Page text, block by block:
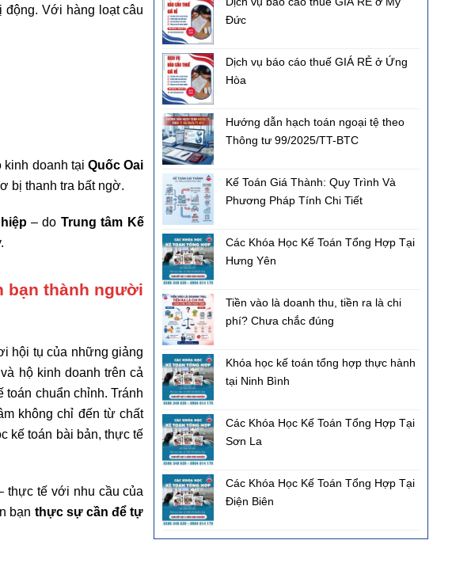
Với hàng loạt câu
kinh doanh tạiQuốc Oai
bị thanh tra bất ngờ.
– do Trung tâm Kế
bạn thành người
hội tụ của những giảng
hộ kinh doanh trên cả
chuẩn chỉnh. Tránh
không chỉ đến từ chất
kế toán bài bản, thực tế
thực tế với nhu cầu của
bạn thực sự cần để tự
Đức
Dịch vụ báo cáo thuế GIÁ RẺ ở Ứng
Hòa
Hướng dẫn hạch toán ngoại tệ theo
Thông tư 99/2025/TT-BTC
Kế Toán Giá Thành: Quy Trình Và
Phương Pháp Tính Chi Tiết
Các Khóa Học Kế Toán Tổng Hợp Tại
Hưng Yên
Tiền vào là doanh thu, tiền ra là chi
phí? Chưa chắc đúng
Khóa học kế toán tổng hợp thực hành
tại Ninh Bình
Các Khóa Học Kế Toán Tổng Hợp Tại
Sơn La
Các Khóa Học Kế Toán Tổng Hợp Tại
Điện Biên